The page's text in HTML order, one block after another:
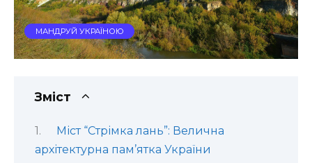
МАНДРУЙ УКРАЇНОЮ
Зміст
Міст “Стрімка лань”: Велична
архітектурна пам’ятка України